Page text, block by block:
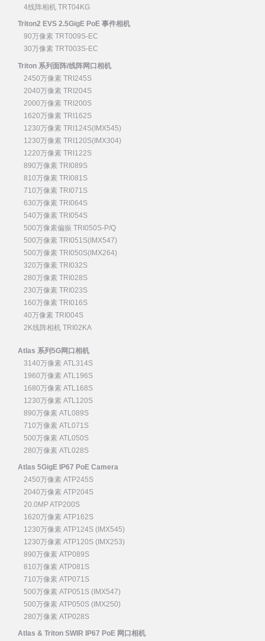
4线阵相机 TRT04KG
Triton2 EVS 2.5GigE PoE 事件相机
90万像素 TRT009S-EC
30万像素 TRT003S-EC
Triton 系列面阵/线阵网口相机
2450万像素 TRI245S
2040万像素 TRI204S
2000万像素 TRI200S
1620万像素 TRI162S
1230万像素 TRI124S(IMX545)
1230万像素 TRI120S(IMX304)
1220万像素 TRI122S
890万像素 TRI089S
810万像素 TRI081S
710万像素 TRI071S
630万像素 TRI064S
540万像素 TRI054S
500万像素偏振 TRI050S-P/Q
500万像素 TRI051S(IMX547)
500万像素 TRI050S(IMX264)
320万像素 TRI032S
280万像素 TRI028S
230万像素 TRI023S
160万像素 TRI016S
40万像素 TRI004S
2K线阵相机 TRI02KA
Atlas 系列5G网口相机
3140万像素 ATL314S
1960万像素 ATL196S
1680万像素 ATL168S
1230万像素 ATL120S
890万像素 ATL089S
710万像素 ATL071S
500万像素 ATL050S
280万像素 ATL028S
Atlas 5GigE IP67 PoE Camera
2450万像素 ATP245S
2040万像素 ATP204S
20.0MP ATP200S
1620万像素 ATP162S
1230万像素 ATP124S (IMX545)
1230万像素 ATP120S (IMX253)
890万像素 ATP089S
810万像素 ATP081S
710万像素 ATP071S
500万像素 ATP051S (IMX547)
500万像素 ATP050S (IMX250)
280万像素 ATP028S
Atlas & Triton SWIR IP67 PoE 网口相机